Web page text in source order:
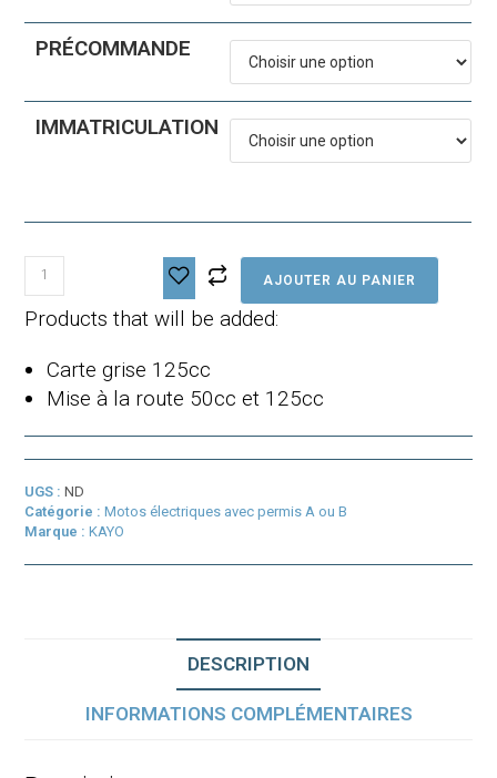
PRÉCOMMANDE
IMMATRICULATION
Supermoto
Homologuée
Route
AJOUTER AU PANIER
Products that will be added:
Carte grise 125cc
Mise à la route 50cc et 125cc
UGS :ND
Catégorie :Motos électriques avec permis A ou B
Marque :KAYO
DESCRIPTION
INFORMATIONS COMPLÉMENTAIRES